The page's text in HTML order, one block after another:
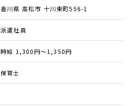
香川県 高松市 十川東町556-1
派遣社員
時給 1,300円～1,350円
保育士